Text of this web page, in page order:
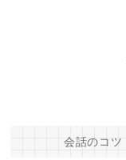
会話のコツ